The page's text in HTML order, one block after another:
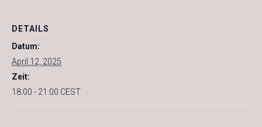
DETAILS
Datum:
April 12, 2025
Zeit:
18:00 - 21:00 CEST